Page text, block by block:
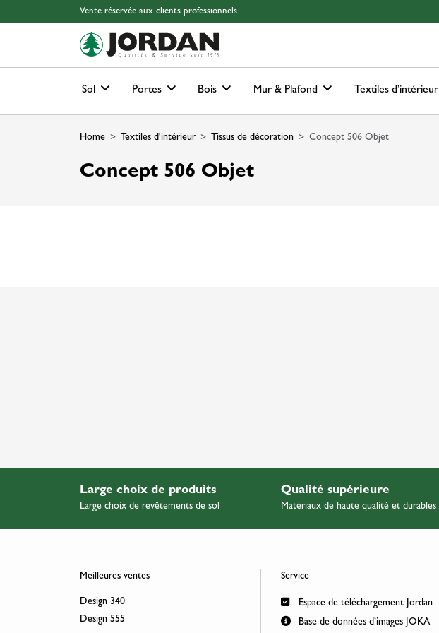
Skip to main content Skip to page header Skip to page footer
Vente réservée aux clients professionnels
Sol Portes Bois Mur & Plafond Textiles d’intérieur
Home Textiles d'intérieur Tissus de décoration Concept 506 Objet
Concept 506 Objet
Large choix de produits
Large choix de revêtements de sol
Qualité supérieure
Matériaux de haute qualité et durables
Meilleures ventes
Design 340
Design 555
Service
Espace de téléchargement Jordan
Base de données d’images JOKA